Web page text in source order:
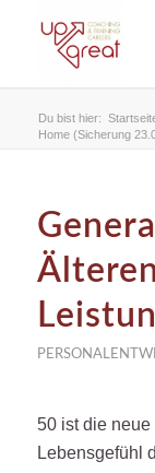
Du bist hier:
Home (Sicherung
50 ist die
Lebensgefühl